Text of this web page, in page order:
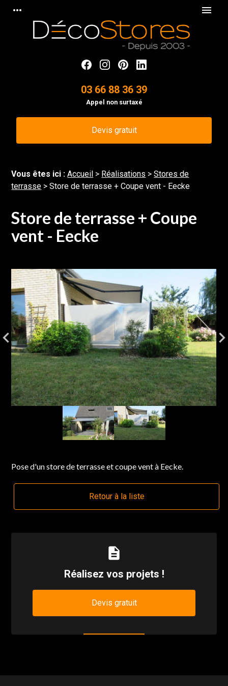
more_horiz menu
03 66 88 36 39
Appel non surtaxé
Devis gratuit
Vous êtes ici :Accueil > Réalisations >Stores de
terrasse >Store de terrasse + Coupe vent - Eecke
Store de terrasse + Coupe
vent - Eecke
Pose d'un store de terrasse et coupe vent à Eecke.
Retour à la liste
description
Réalisez vos projets !
Devis gratuit